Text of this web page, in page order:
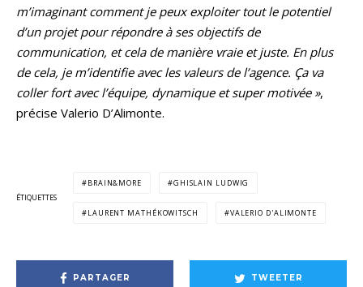
m’imaginant comment je peux exploiter tout le potentiel
d’un projet pour répondre à ses objectifs de
communication, et cela de manière vraie et juste. En plus
de cela, je m’identifie avec les valeurs de l’agence. Ça va
coller fort avec l’équipe, dynamique et super motivée »,
précise Valerio D’Alimonte.
ÉTIQUETTES
BRAIN&MORE GHISLAIN LUDWIG
LAURENT MATHÉKOWITSCH VALERIO D'ALIMONTE
PARTAGER TWEETER